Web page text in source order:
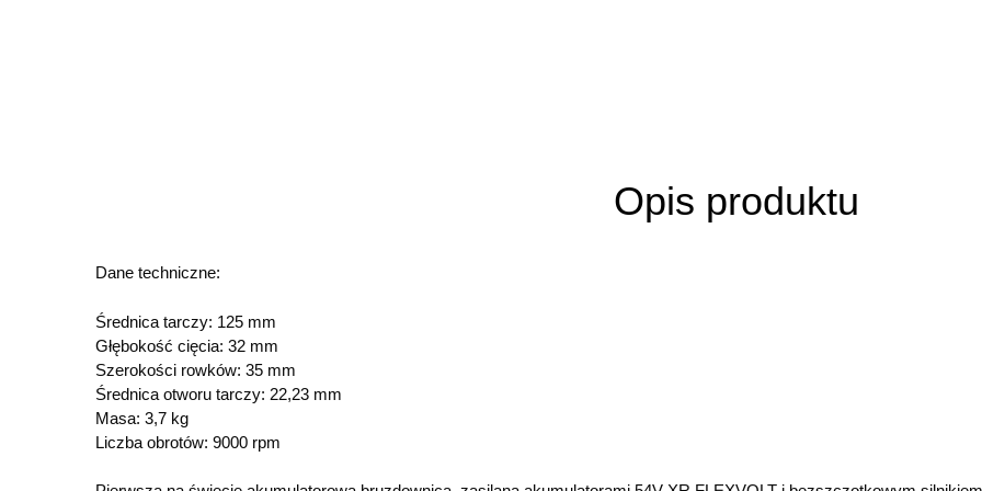
Opis produktu
Dane techniczne:
Średnica tarczy: 125 mm
Głębokość cięcia: 32 mm
Szerokości rowków: 35 mm
Średnica otworu tarczy: 22,23 mm
Masa: 3,7 kg
Liczba obrotów: 9000 rpm